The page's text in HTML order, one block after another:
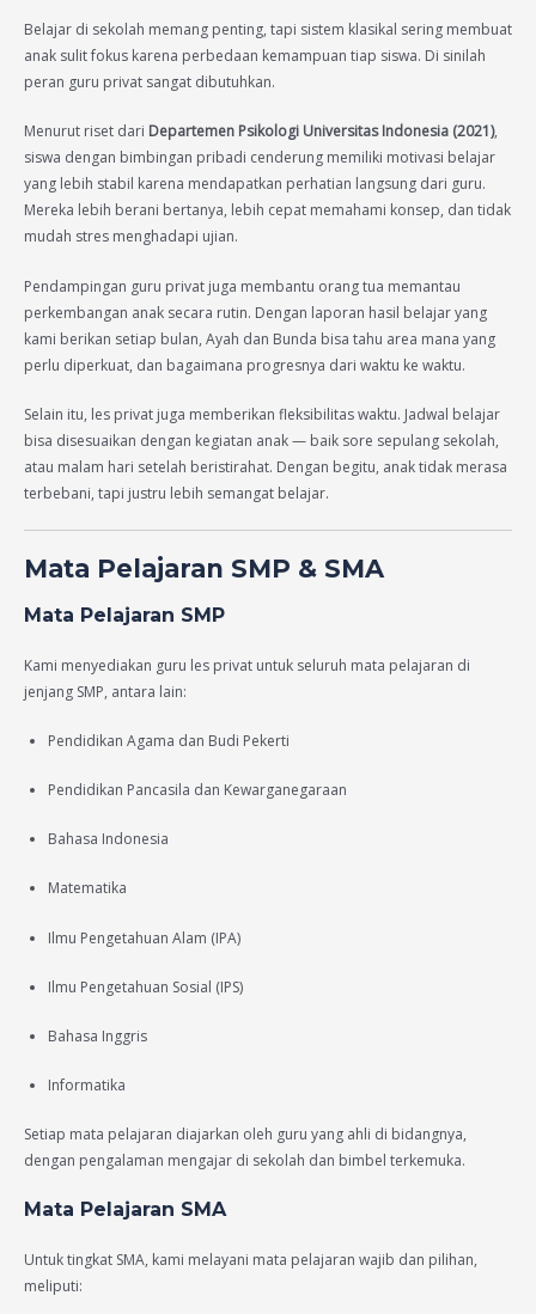
Belajar di sekolah memang penting, tapi sistem klasikal sering membuat
anak sulit fokus karena perbedaan kemampuan tiap siswa. Di sinilah
peran guru privat sangat dibutuhkan.
Menurut riset dari Departemen Psikologi Universitas Indonesia (2021),
siswa dengan bimbingan pribadi cenderung memiliki motivasi belajar
yang lebih stabil karena mendapatkan perhatian langsung dari guru.
Mereka lebih berani bertanya, lebih cepat memahami konsep, dan tidak
mudah stres menghadapi ujian.
Pendampingan guru privat juga membantu orang tua memantau
perkembangan anak secara rutin. Dengan laporan hasil belajar yang
kami berikan setiap bulan, Ayah dan Bunda bisa tahu area mana yang
perlu diperkuat, dan bagaimana progresnya dari waktu ke waktu.
Selain itu, les privat juga memberikan fleksibilitas waktu. Jadwal belajar
bisa disesuaikan dengan kegiatan anak — baik sore sepulang sekolah,
atau malam hari setelah beristirahat. Dengan begitu, anak tidak merasa
terbebani, tapi justru lebih semangat belajar.
Mata Pelajaran SMP & SMA
Mata Pelajaran SMP
Kami menyediakan guru les privat untuk seluruh mata pelajaran di
jenjang SMP, antara lain:
Pendidikan Agama dan Budi Pekerti
Pendidikan Pancasila dan Kewarganegaraan
Bahasa Indonesia
Matematika
Ilmu Pengetahuan Alam (IPA)
Ilmu Pengetahuan Sosial (IPS)
Bahasa Inggris
Informatika
Setiap mata pelajaran diajarkan oleh guru yang ahli di bidangnya,
dengan pengalaman mengajar di sekolah dan bimbel terkemuka.
Mata Pelajaran SMA
Untuk tingkat SMA, kami melayani mata pelajaran wajib dan pilihan,
meliputi: